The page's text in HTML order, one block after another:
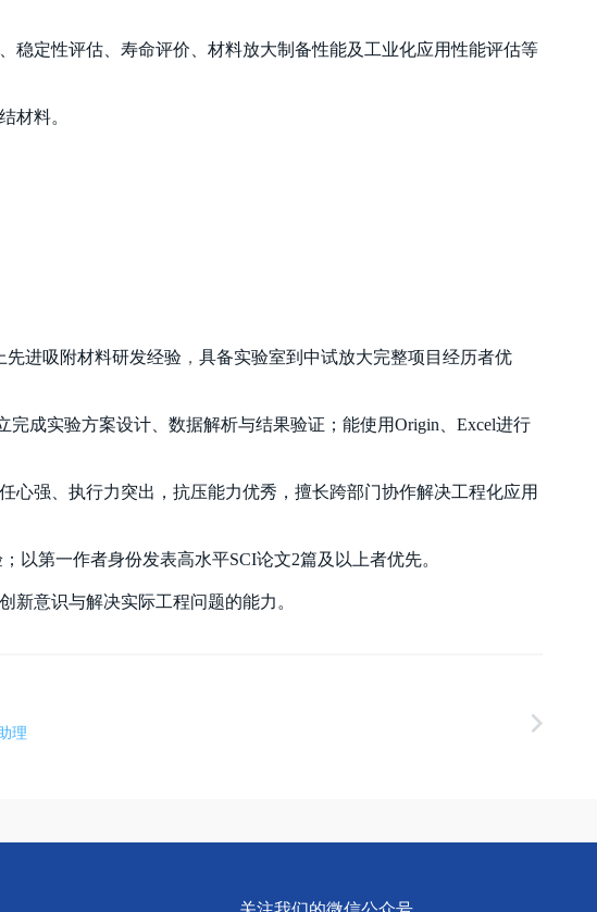
稳定性评估、寿命评价、材料放大制备性能及工业化应用性能评估等
材料。
先进吸附材料研发经验 ， 具备实验室到中试放大完整项目经历者优
成实验方案设计、数据解析与结果验证；能使用Origin、Excel进行
强、执行力突出，抗压能力优秀，擅长跨部门协作解决工程化应用
以第一作者身份发表高水平SCI论文2篇及以上者优先。
新意识与解决实际工程问题的能力。
理